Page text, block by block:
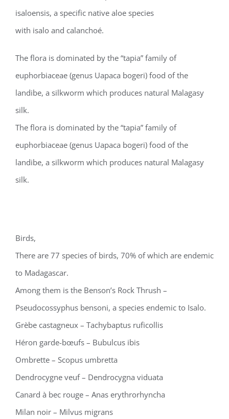
isaloensis, a specific native aloe species
with isalo and calanchoé.
The flora is dominated by the “tapia” family of
euphorbiaceae (genus Uapaca bogeri) food of the
landibe, a silkworm which produces natural Malagasy
silk.
The flora is dominated by the “tapia” family of
euphorbiaceae (genus Uapaca bogeri) food of the
landibe, a silkworm which produces natural Malagasy
silk.
Birds,
There are 77 species of birds, 70% of which are endemic
to Madagascar.
Among them is the Benson’s Rock Thrush –
Pseudocossyphus bensoni, a species endemic to Isalo.
Grèbe castagneux – Tachybaptus ruficollis
Héron garde-bœufs – Bubulcus ibis
Ombrette – Scopus umbretta
Dendrocygne veuf – Dendrocygna viduata
Canard à bec rouge – Anas erythrorhyncha
Milan noir – Milvus migrans